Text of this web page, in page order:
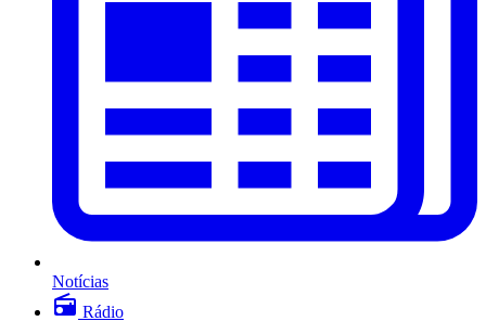
Notícias
Rádio